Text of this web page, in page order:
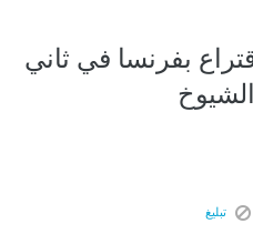
بفرنسا في ثاني
تبليغ